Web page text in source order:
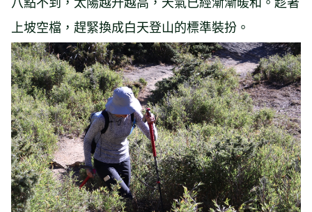
上坡空檔，趕緊換成白天登山的標準裝扮。